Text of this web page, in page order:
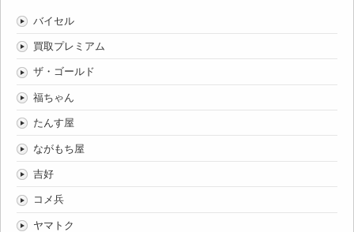
バイセル
買取プレミアム
ザ・ゴールド
福ちゃん
たんす屋
ながもち屋
吉好
コメ兵
ヤマトク